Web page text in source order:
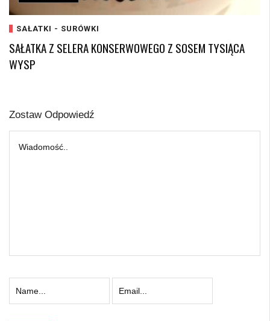
SAŁATKI - SURÓWKI
SAŁATKA Z SELERA KONSERWOWEGO Z SOSEM TYSIĄCA
WYSP
Zostaw Odpowiedź